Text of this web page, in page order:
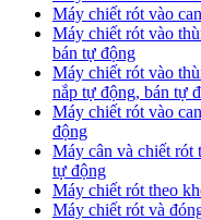
Máy chiết rót vào
Máy chiết rót vào
bán tự động
Máy chiết rót vào
nắp tự động, bán tự
Máy chiết rót vào
động
Máy cân và chiết rót
tự động
Máy chiết rót theo
Máy chiết rót và